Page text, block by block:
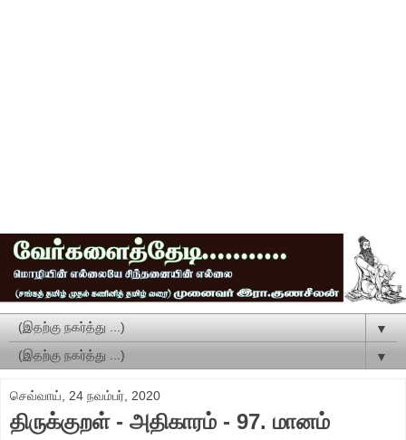
▼
▼
செவ்வாய், 24 நவம்பர், 2020
திருக்குறள் - அதிகாரம் - 97. மானம்